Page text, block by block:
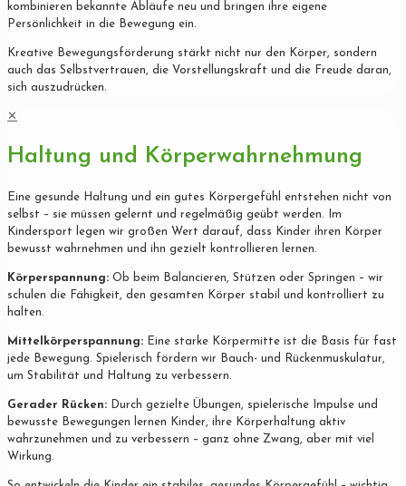
kombinieren bekannte Abläufe neu und bringen ihre eigene
Persönlichkeit in die Bewegung ein.
Kreative Bewegungsförderung stärkt nicht nur den Körper, sondern
auch das Selbstvertrauen, die Vorstellungskraft und die Freude daran,
sich auszudrücken.
✕
Haltung und Körperwahrnehmung
Eine gesunde Haltung und ein gutes Körpergefühl entstehen nicht von
selbst – sie müssen gelernt und regelmäßig geübt werden. Im
Kindersport legen wir großen Wert darauf, dass Kinder ihren Körper
bewusst wahrnehmen und ihn gezielt kontrollieren lernen.
Körperspannung: Ob beim Balancieren, Stützen oder Springen – wir
schulen die Fähigkeit, den gesamten Körper stabil und kontrolliert zu
halten.
Mittelkörperspannung: Eine starke Körpermitte ist die Basis für fast
jede Bewegung. Spielerisch fördern wir Bauch- und Rückenmuskulatur,
um Stabilität und Haltung zu verbessern.
Gerader Rücken: Durch gezielte Übungen, spielerische Impulse und
bewusste Bewegungen lernen Kinder, ihre Körperhaltung aktiv
wahrzunehmen und zu verbessern – ganz ohne Zwang, aber mit viel
Wirkung.